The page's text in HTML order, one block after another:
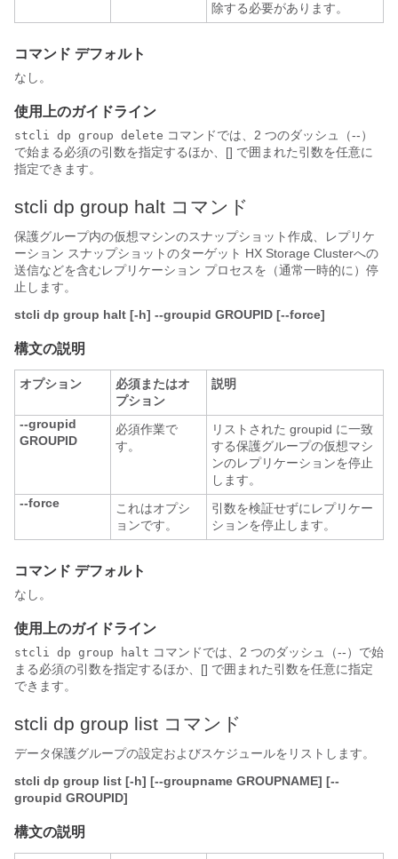
除する必要があります。
コマンド デフォルト
なし。
使用上のガイドライン
stcli dp group delete コマンドでは、2 つのダッシュ（--）
で始まる必須の引数を指定するほか、[] で囲まれた引数を任意に
指定できます。
stcli dp group halt コマンド
保護グループ内の仮想マシンのスナップショット作成、レプリケ
ーション スナップショットのターゲット HX Storage Clusterへの
送信などを含むレプリケーション プロセスを（通常一時的に）停
止します。
stcli dp group halt [-h] --groupid GROUPID [--force]
構文の説明
オプション
必須またはオ
プション
説明
--groupid
GROUPID
必須作業で
す。
リストされた groupid に一致
する保護グループの仮想マシ
ンのレプリケーションを停止
します。
--force
これはオプシ
ョンです。
引数を検証せずにレプリケー
ションを停止します。
コマンド デフォルト
なし。
使用上のガイドライン
stcli dp group halt コマンドでは、2 つのダッシュ（--）で始
まる必須の引数を指定するほか、[] で囲まれた引数を任意に指定
できます。
stcli dp group list コマンド
データ保護グループの設定およびスケジュールをリストします。
stcli dp group list [-h] [--groupname GROUPNAME] [--
groupid GROUPID]
構文の説明